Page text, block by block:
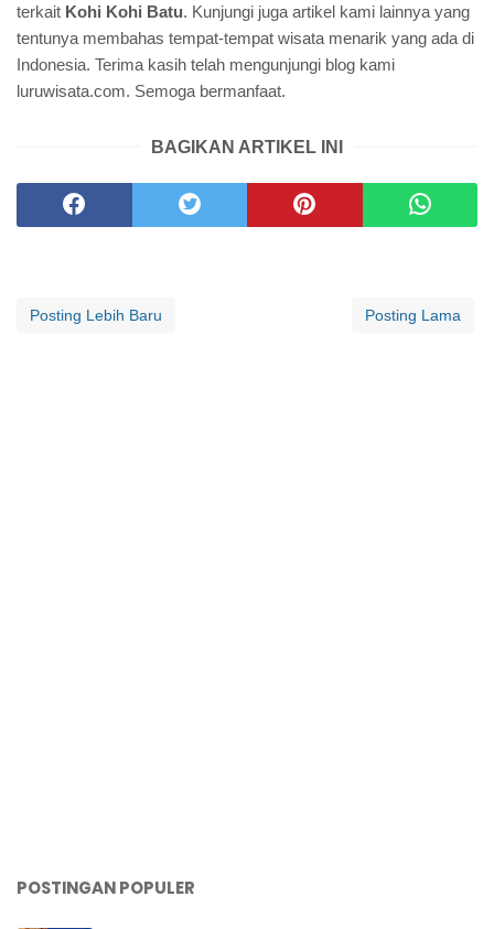
terkait Kohi Kohi Batu. Kunjungi juga artikel kami lainnya yang
tentunya membahas tempat-tempat wisata menarik yang ada di
Indonesia. Terima kasih telah mengunjungi blog kami
luruwisata.com. Semoga bermanfaat.
BAGIKAN ARTIKEL INI
Posting Lebih Baru Posting Lama
POSTINGAN POPULER